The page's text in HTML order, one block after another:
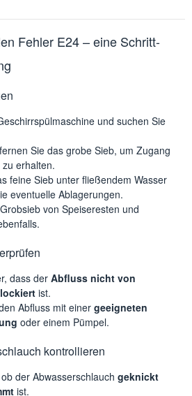
Fehler E24 – eine Schritt-
und suchen Sie
Sie das grobe Sieb, um Zugang
erhalten.
feine Sieb unter fließendem Wasser
eventuelle Ablagerungen.
von Speiseresten und
dass der Abfluss nicht von
ist.
Abfluss mit einer geeigneten
oder einem Pümpel.
kontrollieren
der Abwasserschlauch geknickt
ist.